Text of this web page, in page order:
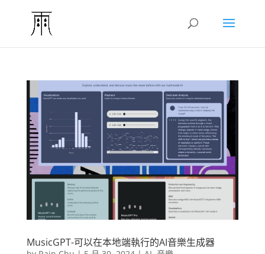
MusicGPT-可以在本地端執行的AI音樂生成器